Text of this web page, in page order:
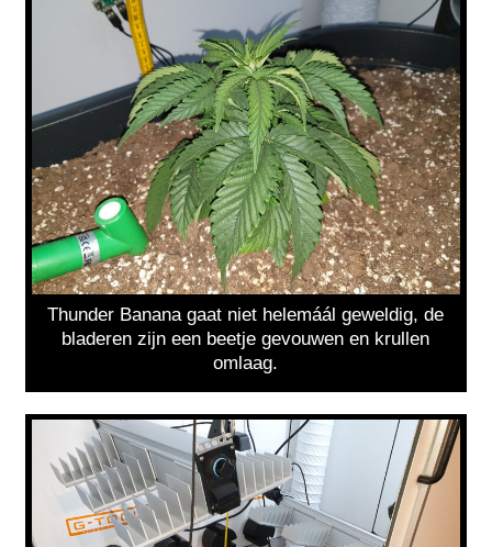
Thunder Banana gaat niet helemáál geweldig, de
bladeren zijn een beetje gevouwen en krullen
omlaag.